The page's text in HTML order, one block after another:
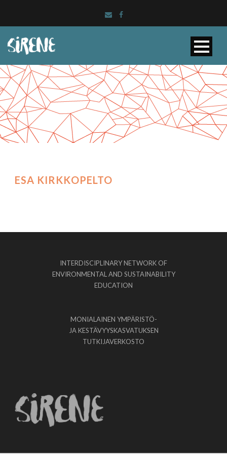
ESA KIRKKOPELTO
INTERDISCIPLINARY NETWORK OF
ENVIRONMENTAL AND SUSTAINABILITY
EDUCATION
MONIALAINEN YMPÄRISTÖ-
JA KESTÄVYYSKASVATUKSEN
TUTKIJAVERKOSTO